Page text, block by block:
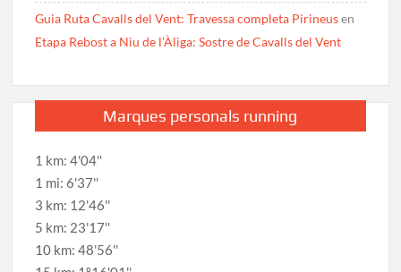
Guia Ruta Cavalls del Vent: Travessa completa Pirineusen
Etapa Rebost a Niu de l’Àliga: Sostre de Cavalls del Vent
Marques personals running
1 km: 4'04''
1 mi: 6'37''
3 km: 12'46''
5 km: 23'17''
10 km: 48'56''